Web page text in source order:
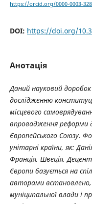
https://orcid.org/0000-0003-
DOI: https://doi.org/
Анотація
Даний науковий доробок
дослідженню
місцевого
впровадження реформи
Європейського Союзу.
унітарні країни, як:
Франція, Швеція.
Європи базується на
авторами
муніципальної влади і